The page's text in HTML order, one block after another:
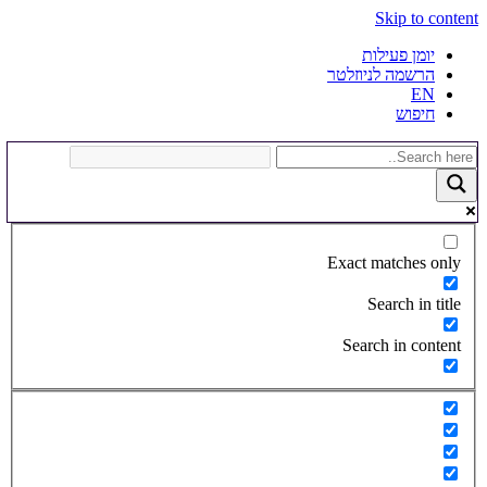
Skip to content
יומן פעילות
הרשמה לניוזלטר
EN
חיפוש
Exact matches only
Search in title
Search in content